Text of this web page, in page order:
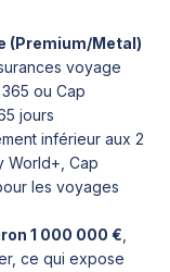
(Premium/Metal)
voyage
ou Cap
jours
inférieur aux 2
World+, Cap
les voyages
1 000 000 €
ce qui expose